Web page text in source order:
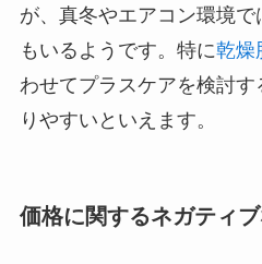
が、真冬やエアコン環境
もいるようです。特に乾燥
わせてプラスケアを検討す
りやすいといえます。
価格に関するネガティ